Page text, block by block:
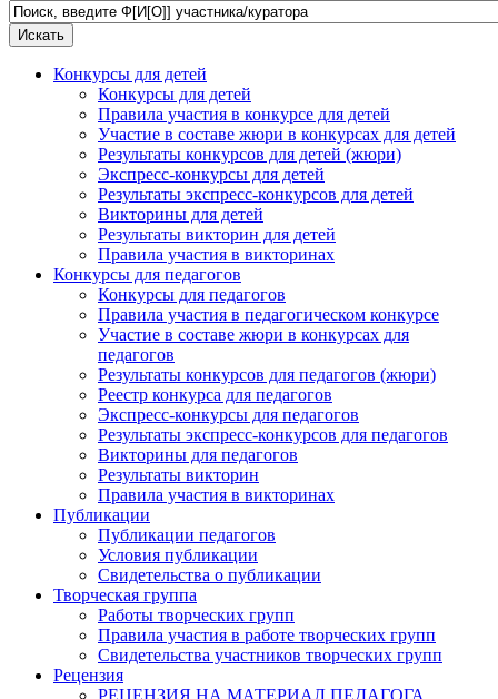
Конкурсы для детей
Конкурсы для детей
Правила участия в конкурсе для детей
Участие в составе жюри в конкурсах для детей
Результаты конкурсов для детей (жюри)
Экспресс-конкурсы для детей
Результаты экспресс-конкурсов для детей
Викторины для детей
Результаты викторин для детей
Правила участия в викторинах
Конкурсы для педагогов
Конкурсы для педагогов
Правила участия в педагогическом конкурсе
Участие в составе жюри в конкурсах для
педагогов
Результаты конкурсов для педагогов (жюри)
Реестр конкурса для педагогов
Экспресс-конкурсы для педагогов
Результаты экспресс-конкурсов для педагогов
Викторины для педагогов
Результаты викторин
Правила участия в викторинах
Публикации
Публикации педагогов
Условия публикации
Свидетельства о публикации
Творческая группа
Работы творческих групп
Правила участия в работе творческих групп
Свидетельства участников творческих групп
Рецензия
РЕЦЕНЗИЯ НА МАТЕРИАЛ ПЕДАГОГА